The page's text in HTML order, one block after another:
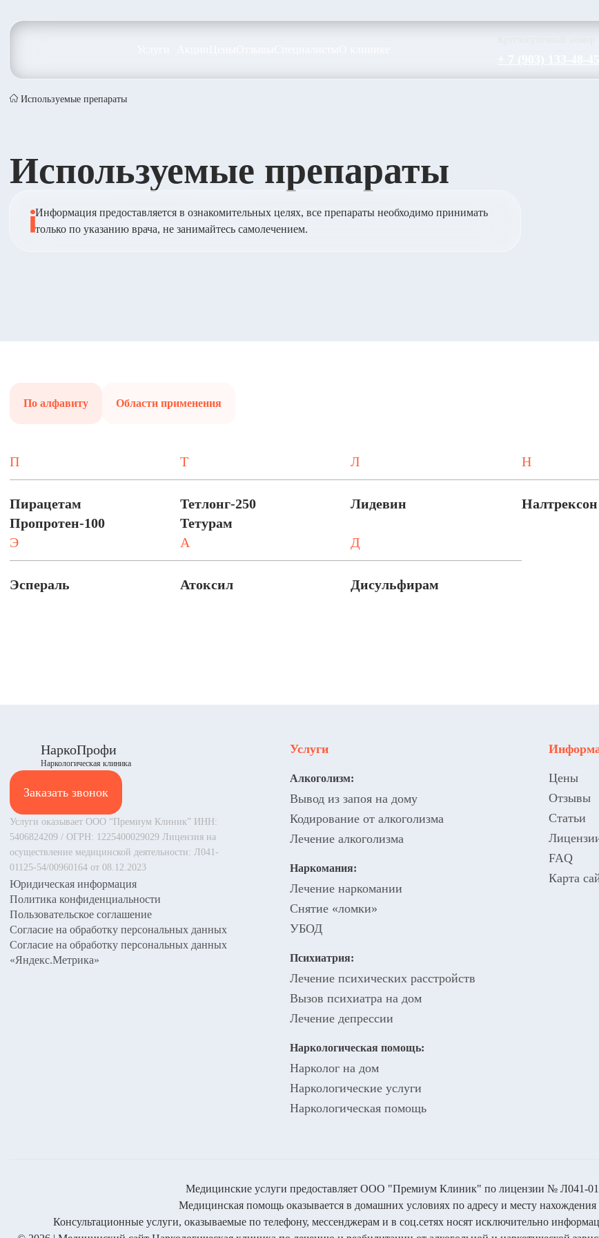
Используемые препараты
Используемые препараты
Информация предоставляется в ознакомительных целях, все препараты необходимо принимать
только по указанию врача, не занимайтесь самолечением.
По алфавиту Области применения
П
Пирацетам
Пропротен-100
Т
Тетлонг-250
Тетурам
Л
Лидевин
Н
Налтрексон
Э
Эспераль
А
Атоксил
Д
Дисульфирам
НаркоПрофи
Наркологическая клиника
Заказать звонок
Услуги оказывает ООО “Премиум Клиник” ИНН:
5406824209 / ОГРН: 1225400029029 Лицензия на
осуществление медицинской деятельности: Л041-
01125-54/00960164 от 08.12.2023
Юридическая информация
Политика конфиденциальности
Пользовательское соглашение
Согласие на обработку персональных данных
Согласие на обработку персональных данных
«Яндекс.Метрика»
Услуги
Алкоголизм:
Вывод из запоя на дому
Кодирование от алкоголизма
Лечение алкоголизма
Наркомания:
Лечение наркомании
Снятие «ломки»
УБОД
Психиатрия:
Лечение психических расстройств
Вызов психиатра на дом
Лечение депрессии
Наркологическая помощь:
Нарколог на дом
Наркологические услуги
Наркологическая помощь
Цены
Отзывы
Статьи
FAQ
Карта
Медицинские услуги предоставляет ООО "Премиум Клиник" по лицензии № Л041-
Медицинская помощь оказывается в домашних условиях по адресу и месту нахождения
Консультационные услуги, оказываемые по телефону, мессенджерам и в соц.сетях носят исключительно